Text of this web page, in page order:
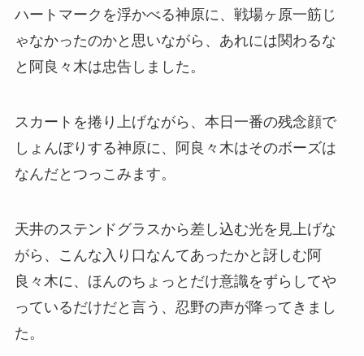
ハートマークを浮かべる神原に、戦場ヶ原一筋じ
ゃなかったのかと思いながら、あれには関わるな
と阿良々木は忠告しました。
スカートを捲り上げながら、本日一番の残念顔で
しょんぼりする神原に、阿良々木はそのボーズは
なんだとつっこみます。
天井のステンドグラスから差し込む光を見上げな
がら、こんな入り口なんてあったかと訝しむ阿
良々木に、ほんのちょっとだけ意識をずらしてや
っているだけだと言う、忍野の声が降ってきまし
た。